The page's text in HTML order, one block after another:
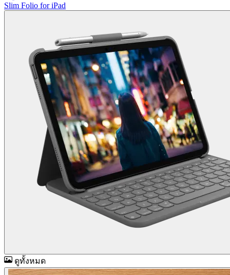
Slim Folio for iPad
ดูทั้งหมด